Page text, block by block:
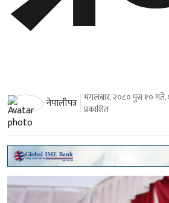
नेपालीपत्र मंगलबार, २०८० पुस १० गते,
प्रकाशित